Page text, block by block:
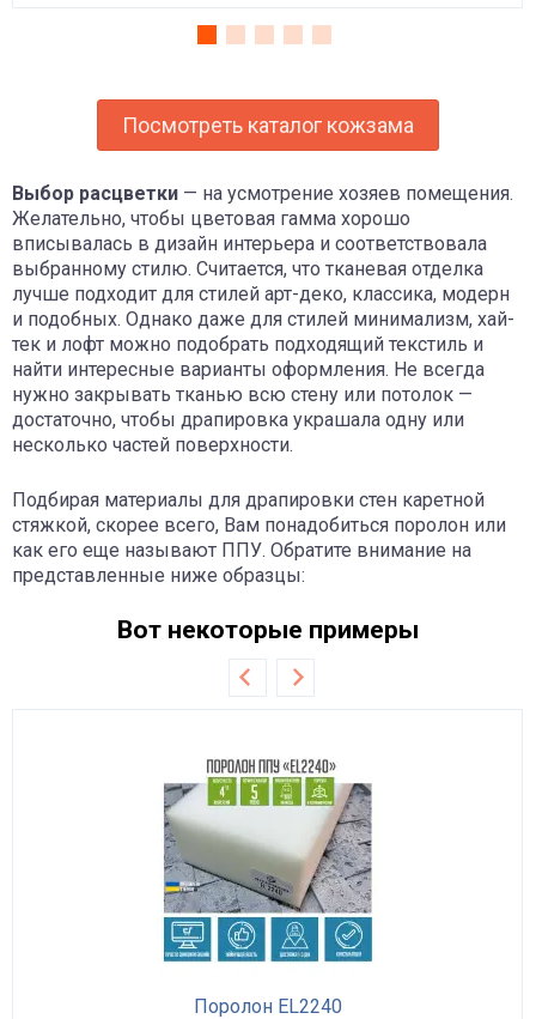
Посмотреть каталог кожзама
Выбор расцветки — на усмотрение хозяев помещения.
Желательно, чтобы цветовая гамма хорошо
вписывалась в дизайн интерьера и соответствовала
выбранному стилю. Считается, что тканевая отделка
лучше подходит для стилей арт-деко, классика, модерн
и подобных. Однако даже для стилей минимализм, хай-
тек и лофт можно подобрать подходящий текстиль и
найти интересные варианты оформления. Не всегда
нужно закрывать тканью всю стену или потолок —
достаточно, чтобы драпировка украшала одну или
несколько частей поверхности.
Подбирая материалы для драпировки стен каретной
стяжкой, скорее всего, Вам понадобиться поролон или
как его еще называют ППУ. Обратите внимание на
представленные ниже образцы:
Вот некоторые примеры
Поролон EL2240